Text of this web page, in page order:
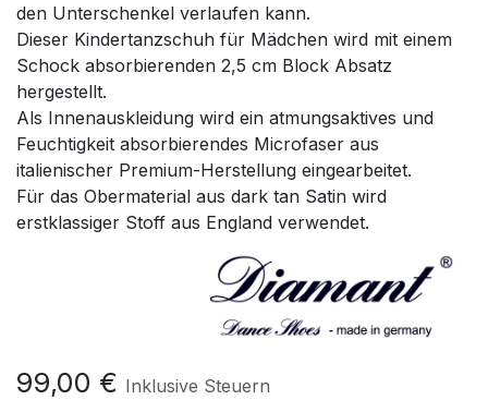
den Unterschenkel verlaufen kann.
Dieser Kindertanzschuh für Mädchen wird mit einem
Schock absorbierenden 2,5 cm Block Absatz
hergestellt.
Als Innenauskleidung wird ein atmungsaktives und
Feuchtigkeit absorbierendes Microfaser aus
italienischer Premium-Herstellung eingearbeitet.
Für das Obermaterial aus dark tan Satin wird
erstklassiger Stoff aus England verwendet.
99,00 € Inklusive Steuern